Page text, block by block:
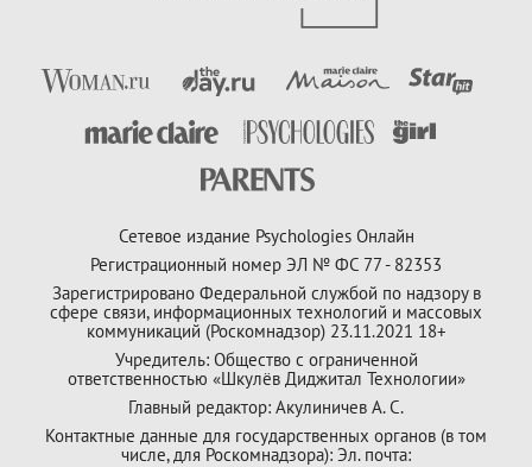
Сетевое издание Psychologies Онлайн
Регистрационный номер ЭЛ № ФС 77 - 82353
Зарегистрировано Федеральной службой по надзору в
сфере связи, информационных технологий и массовых
коммуникаций (Роскомнадзор) 23.11.2021 18+
Учредитель: Общество с ограниченной
ответственностью «Шкулёв Диджитал Технологии»
Главный редактор: Акулиничев А. С.
Контактные данные для государственных органов (в том
числе, для Роскомнадзора): Эл. почта: